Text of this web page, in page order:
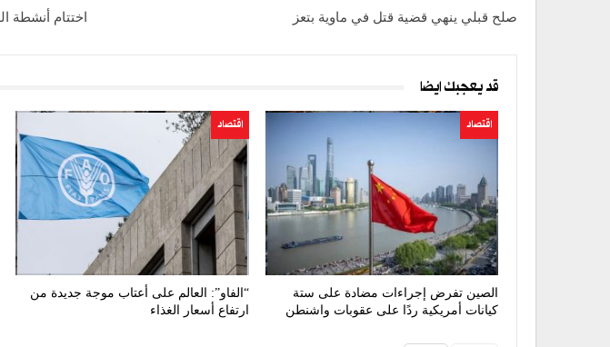
صلح قبلي ينهي قضية قتل في ماوية بتعز اختتام أنشطة
قد يعجبك ايضا
اقتصاد
الصين تفرض إجراءات مضادة على ستة
كيانات أمريكية ردًا على عقوبات واشنطن
اقتصاد
“الفاو”: العالم على أعتاب موجة جديدة من
ارتفاع أسعار الغذاء